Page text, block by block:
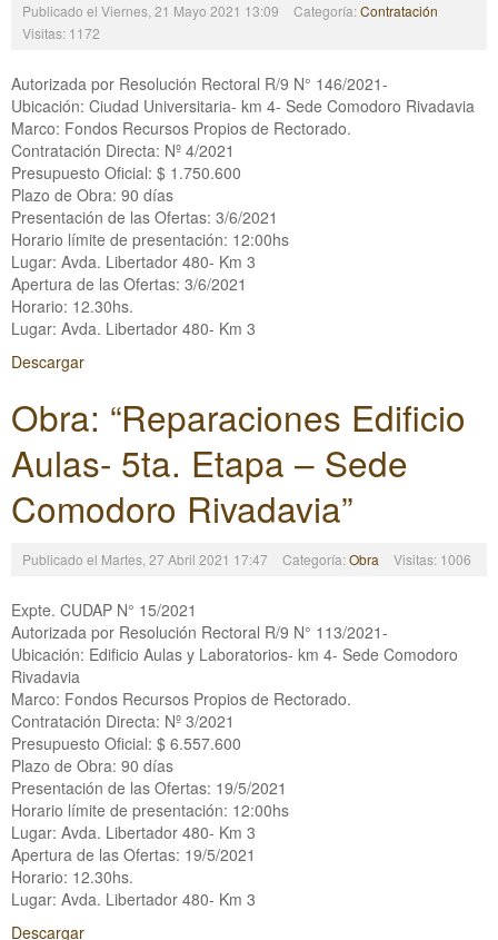
Publicado el Viernes, 21 Mayo 2021 13:09 Categoría:Contratación
Visitas: 1172
Autorizada por Resolución Rectoral R/9 N° 146/2021-
Ubicación: Ciudad Universitaria- km 4- Sede Comodoro Rivadavia
Marco: Fondos Recursos Propios de Rectorado.
Contratación Directa: Nº 4/2021
Presupuesto Oficial: $ 1.750.600
Plazo de Obra: 90 días
Presentación de las Ofertas: 3/6/2021
Horario límite de presentación: 12:00hs
Lugar: Avda. Libertador 480- Km 3
Apertura de las Ofertas: 3/6/2021
Horario: 12.30hs.
Lugar: Avda. Libertador 480- Km 3
Descargar
Obra: “Reparaciones Edificio
Aulas- 5ta. Etapa – Sede
Comodoro Rivadavia”
Publicado el Martes, 27 Abril 2021 17:47 Categoría:Obra Visitas: 1006
Expte. CUDAP N° 15/2021
Autorizada por Resolución Rectoral R/9 N° 113/2021-
Ubicación: Edificio Aulas y Laboratorios- km 4- Sede Comodoro
Rivadavia
Marco: Fondos Recursos Propios de Rectorado.
Contratación Directa: Nº 3/2021
Presupuesto Oficial: $ 6.557.600
Plazo de Obra: 90 días
Presentación de las Ofertas: 19/5/2021
Horario límite de presentación: 12:00hs
Lugar: Avda. Libertador 480- Km 3
Apertura de las Ofertas: 19/5/2021
Horario: 12.30hs.
Lugar: Avda. Libertador 480- Km 3
Descargar